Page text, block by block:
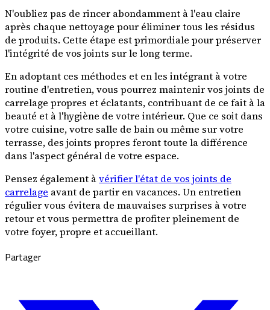
N'oubliez pas de rincer abondamment à l'eau claire
après chaque nettoyage pour éliminer tous les résidus
de produits. Cette étape est primordiale pour préserver
l'intégrité de vos joints sur le long terme.
En adoptant ces méthodes et en les intégrant à votre
routine d'entretien, vous pourrez maintenir vos joints de
carrelage propres et éclatants, contribuant de ce fait à la
beauté et à l'hygiène de votre intérieur. Que ce soit dans
votre cuisine, votre salle de bain ou même sur votre
terrasse, des joints propres feront toute la différence
dans l'aspect général de votre espace.
Pensez également àvérifier l'état de vos joints de
carrelage avant de partir en vacances. Un entretien
régulier vous évitera de mauvaises surprises à votre
retour et vous permettra de profiter pleinement de
votre foyer, propre et accueillant.
Partager